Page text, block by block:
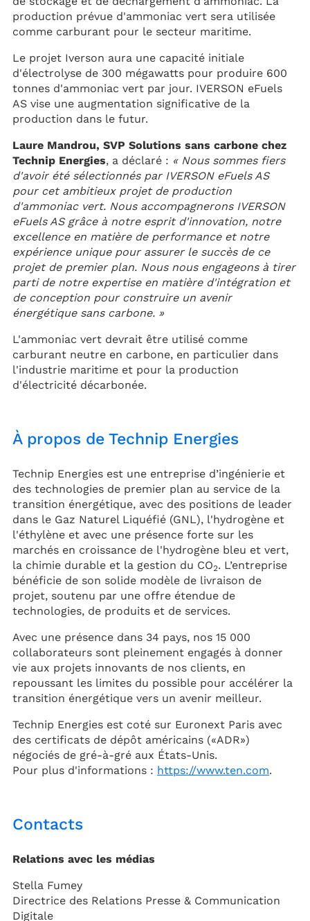
production prévue d'ammoniac vert sera utilisée
comme carburant pour le secteur maritime.
Le projet Iverson aura une capacité initiale
d'électrolyse de 300 mégawatts pour produire 600
tonnes d'ammoniac vert par jour. IVERSON eFuels
AS vise une augmentation significative de la
production dans le futur.
Laure Mandrou, SVP Solutions sans carbone chez
Technip Energies, a déclaré : « Nous sommes fiers
d'avoir été sélectionnés par IVERSON eFuels AS
pour cet ambitieux projet de production
d'ammoniac vert. Nous accompagnerons IVERSON
eFuels AS grâce à notre esprit d'innovation, notre
excellence en matière de performance et notre
expérience unique pour assurer le succès de ce
projet de premier plan. Nous nous engageons à tirer
parti de notre expertise en matière d'intégration et
de conception pour construire un avenir
énergétique sans carbone. »
L'ammoniac vert devrait être utilisé comme
carburant neutre en carbone, en particulier dans
l'industrie maritime et pour la production
d'électricité décarbonée.
À propos de Technip Energies
Technip Energies est une entreprise d’ingénierie et
des technologies de premier plan au service de la
transition énergétique, avec des positions de leader
dans le Gaz Naturel Liquéfié (GNL), l'hydrogène et
l'éthylène et avec une présence forte sur les
marchés en croissance de l'hydrogène bleu et vert,
la chimie durable et la gestion du CO2. L’entreprise
bénéficie de son solide modèle de livraison de
projet, soutenu par une offre étendue de
technologies, de produits et de services.
Avec une présence dans 34 pays, nos 15 000
collaborateurs sont pleinement engagés à donner
vie aux projets innovants de nos clients, en
repoussant les limites du possible pour accélérer la
transition énergétique vers un avenir meilleur.
Technip Energies est coté sur Euronext Paris avec
des certificats de dépôt américains («ADR»)
négociés de gré-à-gré aux États-Unis.
Pour plus d'informations : https://www.ten.com.
Contacts
Relations avec les médias
Stella Fumey
Directrice des Relations Presse & Communication
Digitale